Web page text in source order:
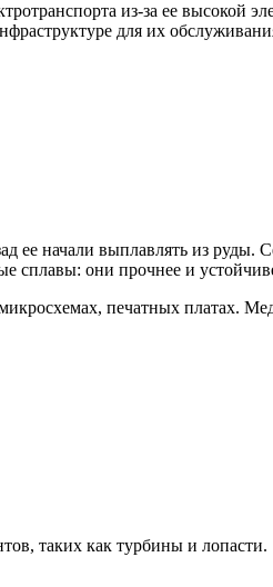
из-за ее высокой
для их
начали выплавлять из руды.
они прочнее и
печатных платах.
таких как турбины и лопасти.